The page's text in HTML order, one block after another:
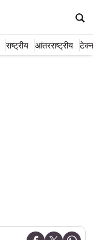
राष्ट्रीय आंतरराष्ट्रीय